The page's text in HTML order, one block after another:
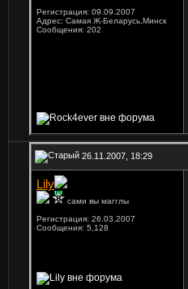
Регистрация: 09.09.2007
Адрес: Самая Ж-Беларусь,Минск
Сообщения: 202
26.11.2007, 18:29
Lily
сами вы магглы
Регистрация: 26.03.2007
Сообщения: 5,128